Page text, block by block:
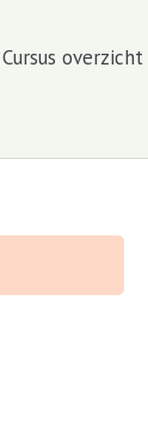
Cursus overzicht